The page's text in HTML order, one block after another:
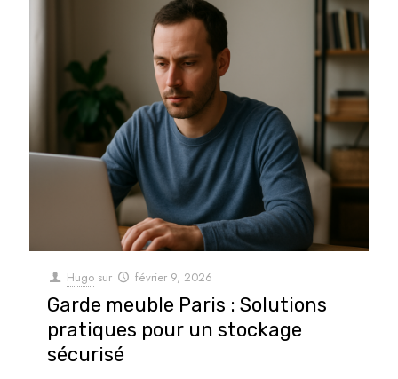
Hugo sur février 9, 2026
Garde meuble Paris : Solutions
pratiques pour un stockage
sécurisé